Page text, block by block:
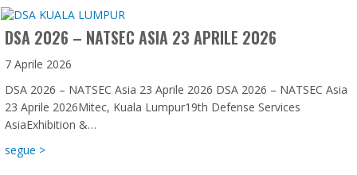
DSA 2026 – NATSEC ASIA 23 APRILE 2026
7 Aprile 2026
DSA 2026 – NATSEC Asia 23 Aprile 2026 DSA 2026 – NATSEC Asia
23 Aprile 2026Mitec, Kuala Lumpur19th Defense Services
AsiaExhibition &…
segue >about DSA 2026 – NATSEC Asia 23 Aprile 2026